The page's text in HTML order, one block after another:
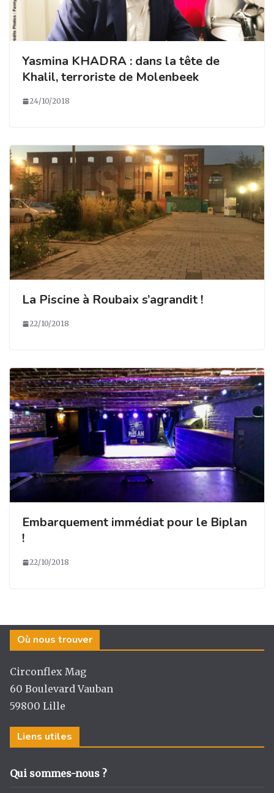
Yasmina KHADRA : dans la tête de
Khalil, terroriste de Molenbeek
24/10/2018
La Piscine à Roubaix s’agrandit !
22/10/2018
Embarquement immédiat pour le Biplan
!
22/10/2018
Où nous trouver
Circonflex Mag
60 Boulevard Vauban
59800 Lille
Liens utiles
Qui sommes-nous ?